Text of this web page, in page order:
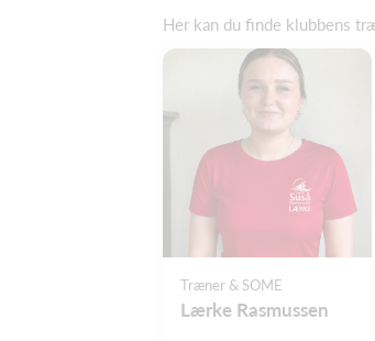
Her kan du finde klubbens
Træner & SOME
Lærke Rasmussen